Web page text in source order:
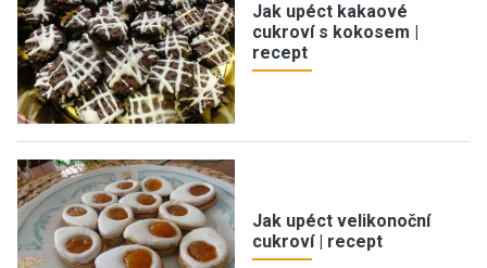
Jak upéct kakaové
cukroví s kokosem |
recept
Jak upéct velikonoční
cukroví | recept